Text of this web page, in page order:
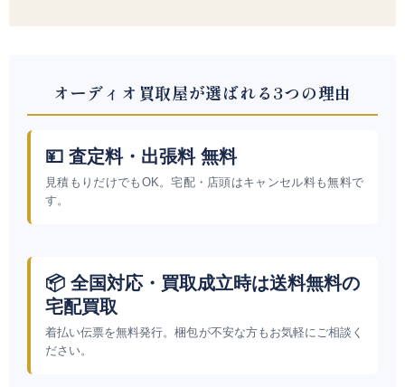
オーディオ買取屋が選ばれる3つの理由
💴 査定料・出張料 無料
見積もりだけでもOK。宅配・店頭はキャンセル料も無料で
す。
📦 全国対応・買取成立時は送料無料の
宅配買取
着払い伝票を無料発行。梱包が不安な方もお気軽にご相談く
ださい。